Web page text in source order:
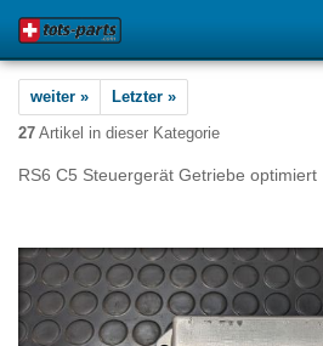
weiter »
Letzter »
27 Artikel in dieser Kategorie
RS6 C5 Steuergerät Getriebe optimiert